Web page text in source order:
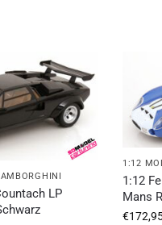
LP
1:12
1:12
Mans
€